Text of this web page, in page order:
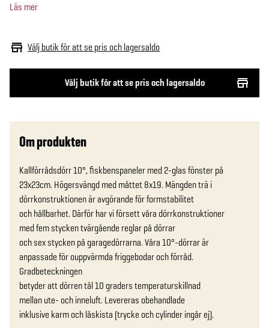
Välj butik för att se pris och lagersaldo
Välj butik för att se pris och lagersaldo
Läs mer
Om produkten
Kallförrådsdörr 10°, fiskbenspaneler med 2-glas fönster på
23x23cm. Högersvängd med måttet 8x19. Mängden trä i
dörrkonstruktionen är avgörande för formstabilitet
och hållbarhet. Därför har vi försett våra dörrkonstruktioner
med fem stycken tvärgående reglar på dörrar
och sex stycken på garagedörrarna. Våra 10°-dörrar är
anpassade för ouppvärmda friggebodar och förråd.
Gradbeteckningen
betyder att dörren tål 10 graders temperaturskillnad
mellan ute- och inneluft. Levereras obehandlade
inklusive karm och låskista (trycke och cylinder ingår ej).